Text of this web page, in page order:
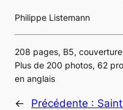
Philippe Listemann
208 pages, B5,
Plus de 200 photos, 62
en anglais
← Précédente :